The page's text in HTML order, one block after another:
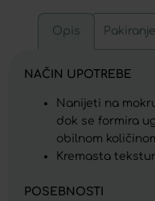
Opis Pakiranje
NAČIN UPOTREBE
Nanijeti na
dok se formira
obilnom
Kremasta
POSEBNOSTI